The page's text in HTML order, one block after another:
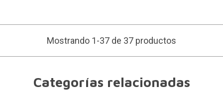
Mostrando 1-37 de 37 productos
Categorías relacionadas